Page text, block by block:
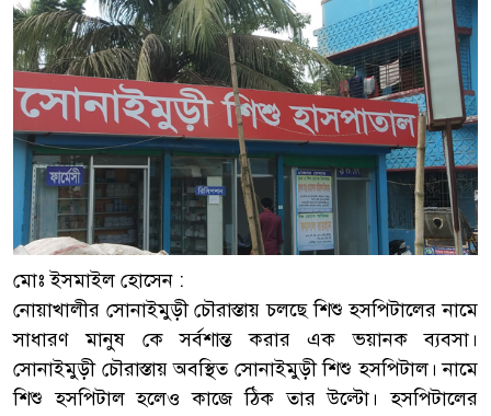
মোঃ ইসমাইল হোসেন :
নোয়াখালীর সোনাইমুড়ী চৌরাস্তায় চলছে শিশু হসপিটালের নামে
সাধারণ মানুষ কে সর্বশান্ত করার এক ভয়ানক ব্যবসা।
সোনাইমুড়ী চৌরাস্তায় অবস্থিত সোনাইমুড়ী শিশু হসপিটাল। নামে
শিশু হসপিটাল হলেও কাজে ঠিক তার উল্টো। হসপিটালের